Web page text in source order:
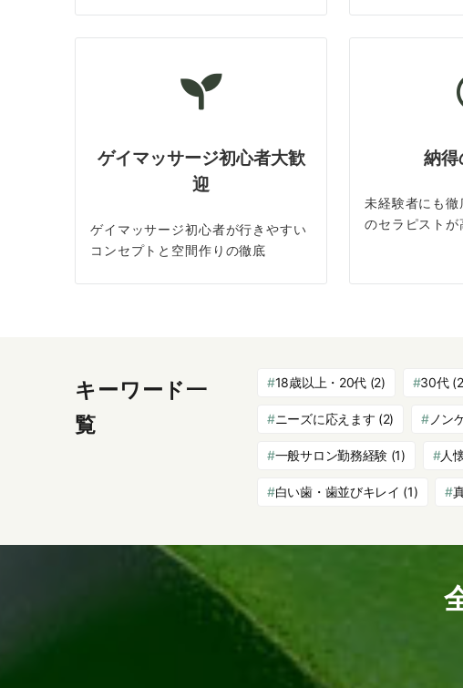
ゲイマッサージ初心者大歓
迎
ゲイマッサージ初心者が行きやすい
コンセプトと空間作りの徹底
納得
未経験者にも
のセラピスト
キーワード一
覧
18歳以上・20代 (2) 30代
ニーズに応えます (2) ノン
一般サロン勤務経験 (1) 人
白い歯・歯並びキレイ (1)